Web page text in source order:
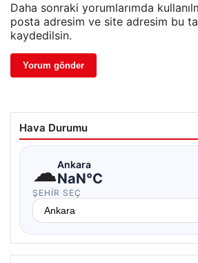
Daha sonraki yorumlarımda
posta adresim ve site adresim bu
kaydedilsin.
Hava Durumu
☁Ankara
NaN°C
ŞEHIR SEÇ